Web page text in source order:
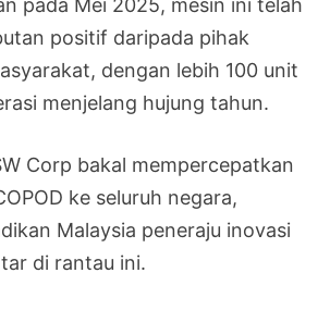
pada Mei 2025, mesin ini telah
positif daripada pihak
dengan lebih 100 unit
menjelang hujung tahun.
Corp bakal mempercepatkan
ke seluruh negara,
Malaysia peneraju inovasi
di rantau ini.